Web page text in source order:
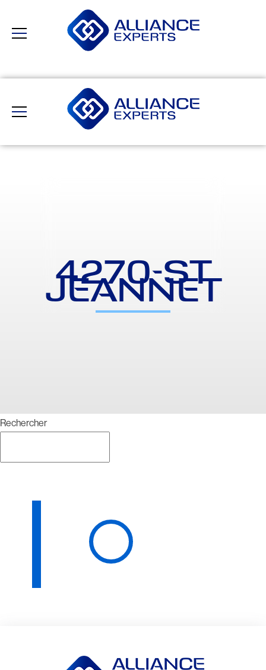
4270-ST
JEANNET
Rechercher